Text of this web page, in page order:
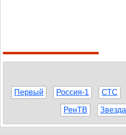
Первый Россия-1 СТС
РенТВ Звезда